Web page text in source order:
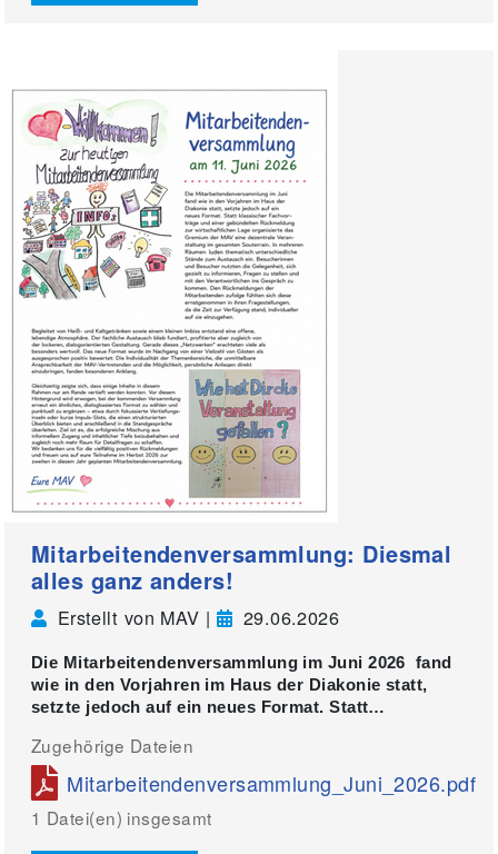
Mitarbeitendenversammlung: Diesmal
alles ganz anders!
Erstellt von MAV | 29.06.2026
Die Mitarbeitendenversammlung im Juni 2026 fand
wie in den Vorjahren im Haus der Diakonie statt,
setzte jedoch auf ein neues Format. Statt…
Zugehörige Dateien
Mitarbeitendenversammlung_Juni_2026.pdf